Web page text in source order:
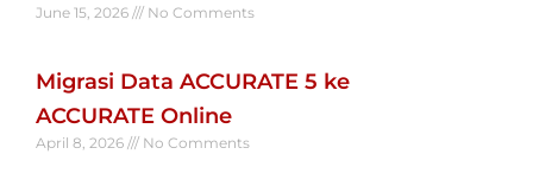
June 15, 2026 No Comments
Migrasi Data ACCURATE 5 ke
ACCURATE Online
April 8, 2026 No Comments